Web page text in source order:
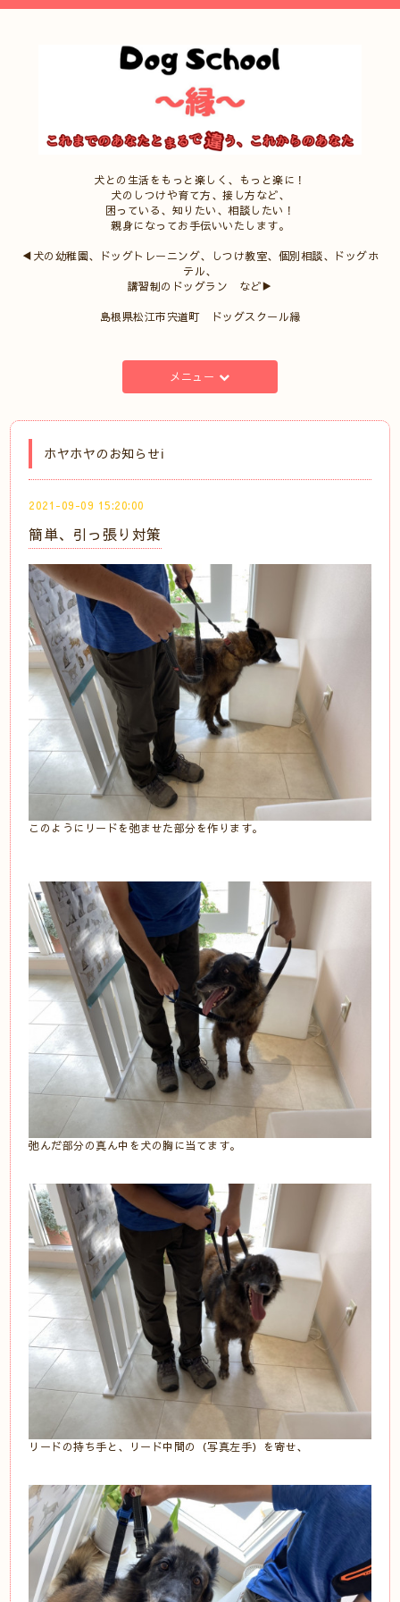
犬との生活をもっと楽しく、もっと楽に！
犬のしつけや育て方、接し方など、
困っている、知りたい、相談したい！
親身になってお手伝いいたします。
◀犬の幼稚園、ドッグトレーニング、しつけ教室、個別相談、ドッグホ
テル、
講習制のドッグラン など▶
島根県松江市宍道町 ドッグスクール縁
メニュー
ホヤホヤのお知らせℹ️
2021-09-09 15:20:00
簡単、引っ張り対策
このようにリードを弛ませた部分を作ります。
弛んだ部分の真ん中を犬の胸に当てます。
リードの持ち手と、リード中間の（写真左手）を寄せ、